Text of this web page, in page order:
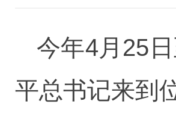
今年4月25
平总书记来到